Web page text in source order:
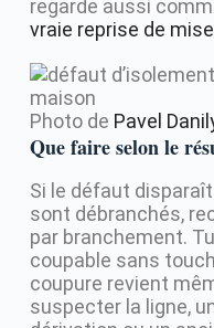
regarde aussi
vraie reprise de
Photo de Pavel
Que faire selon le
Si le défaut
sont débranchés,
par branchement.
coupable sans
coupure revient
suspecter la ligne,